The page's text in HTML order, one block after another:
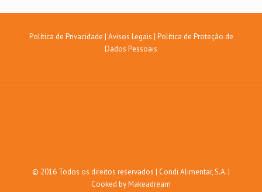
Política de Privacidade | Avisos Legais | Política de Proteção de
Dados Pessoais
© 2016 Todos os direitos reservados | Condi Alimentar, S.A. |
Cooked by Makeadream